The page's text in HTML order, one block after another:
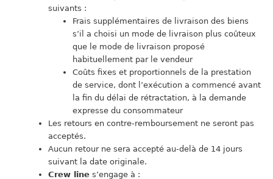
suivants :
Frais supplémentaires de livraison des biens
s’il a choisi un mode de livraison plus coûteux
que le mode de livraison proposé
habituellement par le vendeur
Coûts fixes et proportionnels de la prestation
de service, dont l’exécution a commencé avant
la fin du délai de rétractation, à la demande
expresse du consommateur
Les retours en contre-remboursement ne seront pas
acceptés.
Aucun retour ne sera accepté au-delà de 14 jours
suivant la date originale.
Crew line s’engage à :